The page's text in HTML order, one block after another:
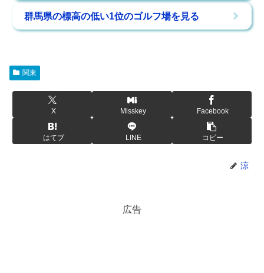
群馬県の標高の低い1位のゴルフ場を見る
関東
X Misskey Facebook
はてブ LINE コピー
涼
広告